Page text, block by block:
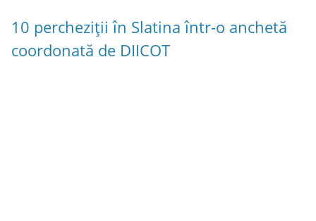
10 percheziții în Slatina într-o anchetă
coordonată de DIICOT